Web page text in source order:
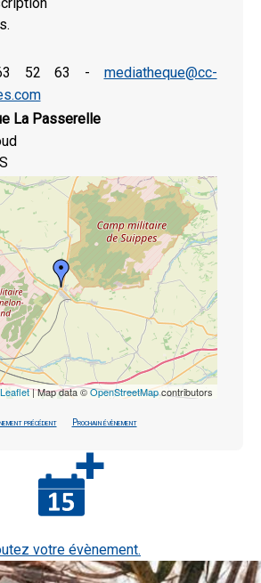
52 63 - mediatheque@cc-
La Passerelle
Leaflet| Map data ©OpenStreetMapcontributors
précédent Prochain évènement
votre évènement.